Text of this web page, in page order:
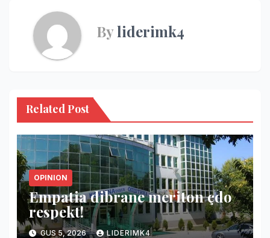
Byliderimk4
Related Post
OPINION
Empatia dibrane meriton çdo
respekt!
GUS 5, 2026 LIDERIMK4